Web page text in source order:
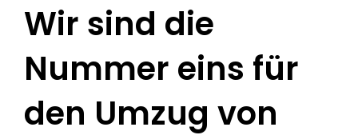
Wir sind die
Nummer eins für
den Umzug von